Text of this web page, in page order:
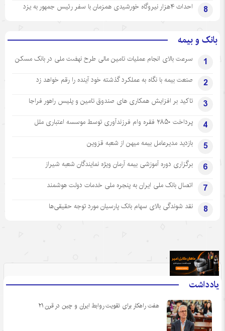
8 احداث ۴هزار نیروگاه خورشیدی همزمان با سفر رئیس جمهور به یزد
بانک و بیمه
1 سرعت بالای انجام عملیات تامین مالی طرح نهضت ملی در بانک مسکن
2 صنعت بیمه با نگاه به عملکرد گذشته خود آینده را رقم خواهد زد
3 تاکید بر افزایش همکاری های صندوق تامین و پلیس راهور فراجا
4 پرداخت ۲۸۵۰ فقره وام فرزندآوری توسط موسسه اعتباری ملل
5 بازدید مدیرعامل بیمه میهن از شعبه قزوین
6 برگزاری دوره آموزشی بیمه آرمان ویژه نمایندگان شعبه شیراز
7 اتصال بانک ملی ایران به پنجره ملی خدمات دولت هوشمند
8 نقد شوندگی بالای سهام بانک پارسیان مورد توجه حقیقی‌ها
یادداشت
هفت راهکار برای تقویت روابط ایران و چین در قرن ۲۱
.